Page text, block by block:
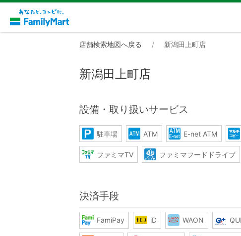
店舗検索地図へ戻る 新潟田上町店
新潟田上町店
設備・取り扱いサービス
駐車場 ATM E-net ATM
ファミマTV ファミマフードドライブ
決済手段
FamiPay iD WAON